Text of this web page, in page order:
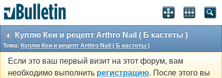
Куплю Кеи и рецепт Arthro Nail ( Б кастеты )
Тема: Куплю Кеи и рецепт Arthro Nail ( Б кастеты )
Если это ваш первый визит на этот форум, вам
необходимо выполнить регистрацию. После этого вы